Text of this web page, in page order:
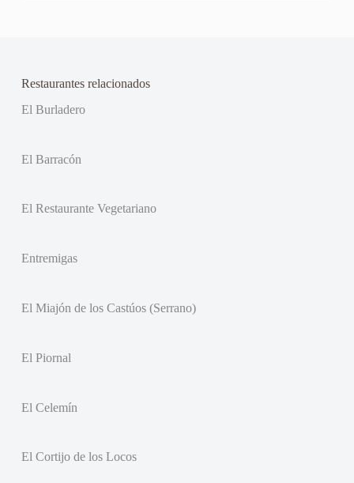
Restaurantes relacionados
El Burladero
El Barracón
El Restaurante Vegetariano
Entremigas
El Miajón de los Castúos (Serrano)
El Piornal
El Celemín
El Cortijo de los Locos